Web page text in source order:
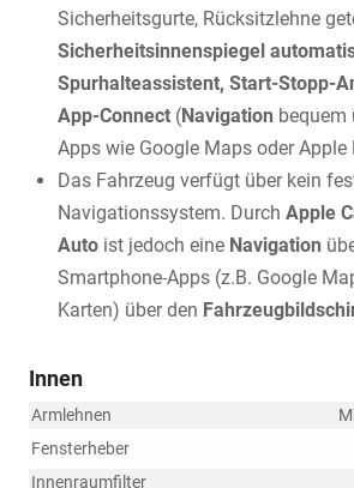
Sicherheitsgurte, Rücksitzlehne
Sicherheitsinnenspiegel
Spurhalteassistent, Start-Stopp-
App-Connect (Navigation bequem
Apps wie Google Maps oder
Das Fahrzeug verfügt über kein
Navigationssystem. Durch Apple
Auto ist jedoch eine Navigation
Smartphone-Apps (z.B. Google
Karten) über den
Innen
Armlehnen
Fensterheber
Innenraumfilter